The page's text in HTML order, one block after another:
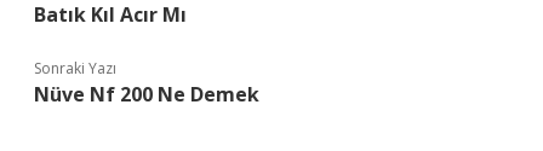
Batık Kıl Acır Mı
Sonraki Yazı
Nüve Nf 200 Ne Demek